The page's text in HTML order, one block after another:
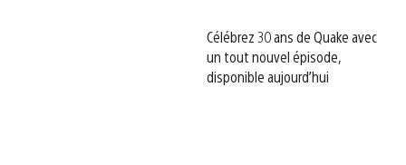
Célébrez 30 ans de Quake avec
un tout nouvel épisode,
disponible aujourd’hui